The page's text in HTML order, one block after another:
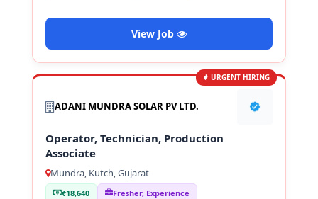
View Job
URGENT HIRING
ADANI MUNDRA SOLAR PV LTD.
Operator, Technician, Production
Associate
Mundra, Kutch, Gujarat
₹18,640 Fresher, Experience